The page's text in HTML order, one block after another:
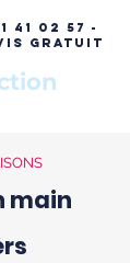
41 02 57 -
GRATUIT
main